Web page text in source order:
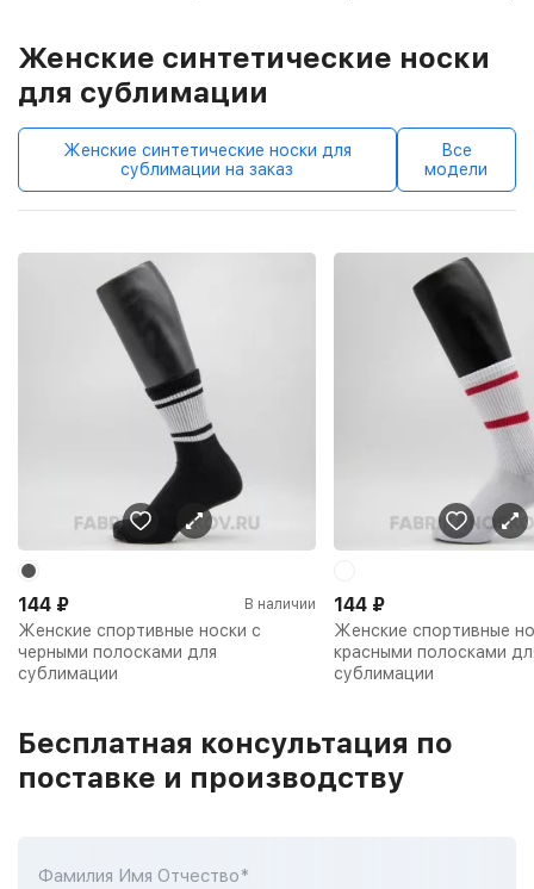
Женские синтетические носки
для сублимации
Женские синтетические носки для
сублимации на заказ
Все
модели
Женские спортивные носки с
черными полосками для
сублимации
144 ₽ В наличии
Женские спортивные
красными полосками
сублимации
144 ₽
Бесплатная консультация по
поставке и производству
Фамилия Имя Отчество*